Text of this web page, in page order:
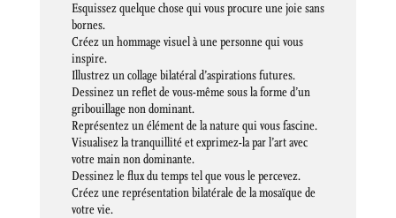
Esquissez quelque chose qui vous procure une joie sans
bornes.
Créez un hommage visuel à une personne qui vous
inspire.
Illustrez un collage bilatéral d’aspirations futures.
Dessinez un reflet de vous-même sous la forme d’un
gribouillage non dominant.
Représentez un élément de la nature qui vous fascine.
Visualisez la tranquillité et exprimez-la par l’art avec
votre main non dominante.
Dessinez le flux du temps tel que vous le percevez.
Créez une représentation bilatérale de la mosaïque de
votre vie.